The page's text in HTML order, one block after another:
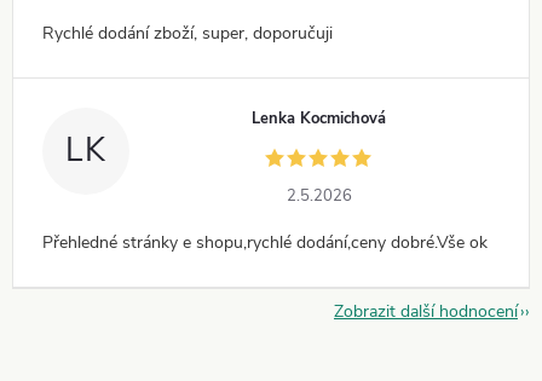
Rychlé dodání zboží, super, doporučuji
LK
Lenka Kocmichová
2.5.2026
Přehledné stránky e shopu,rychlé dodání,ceny dobré.Vše ok
Zobrazit další hodnocení